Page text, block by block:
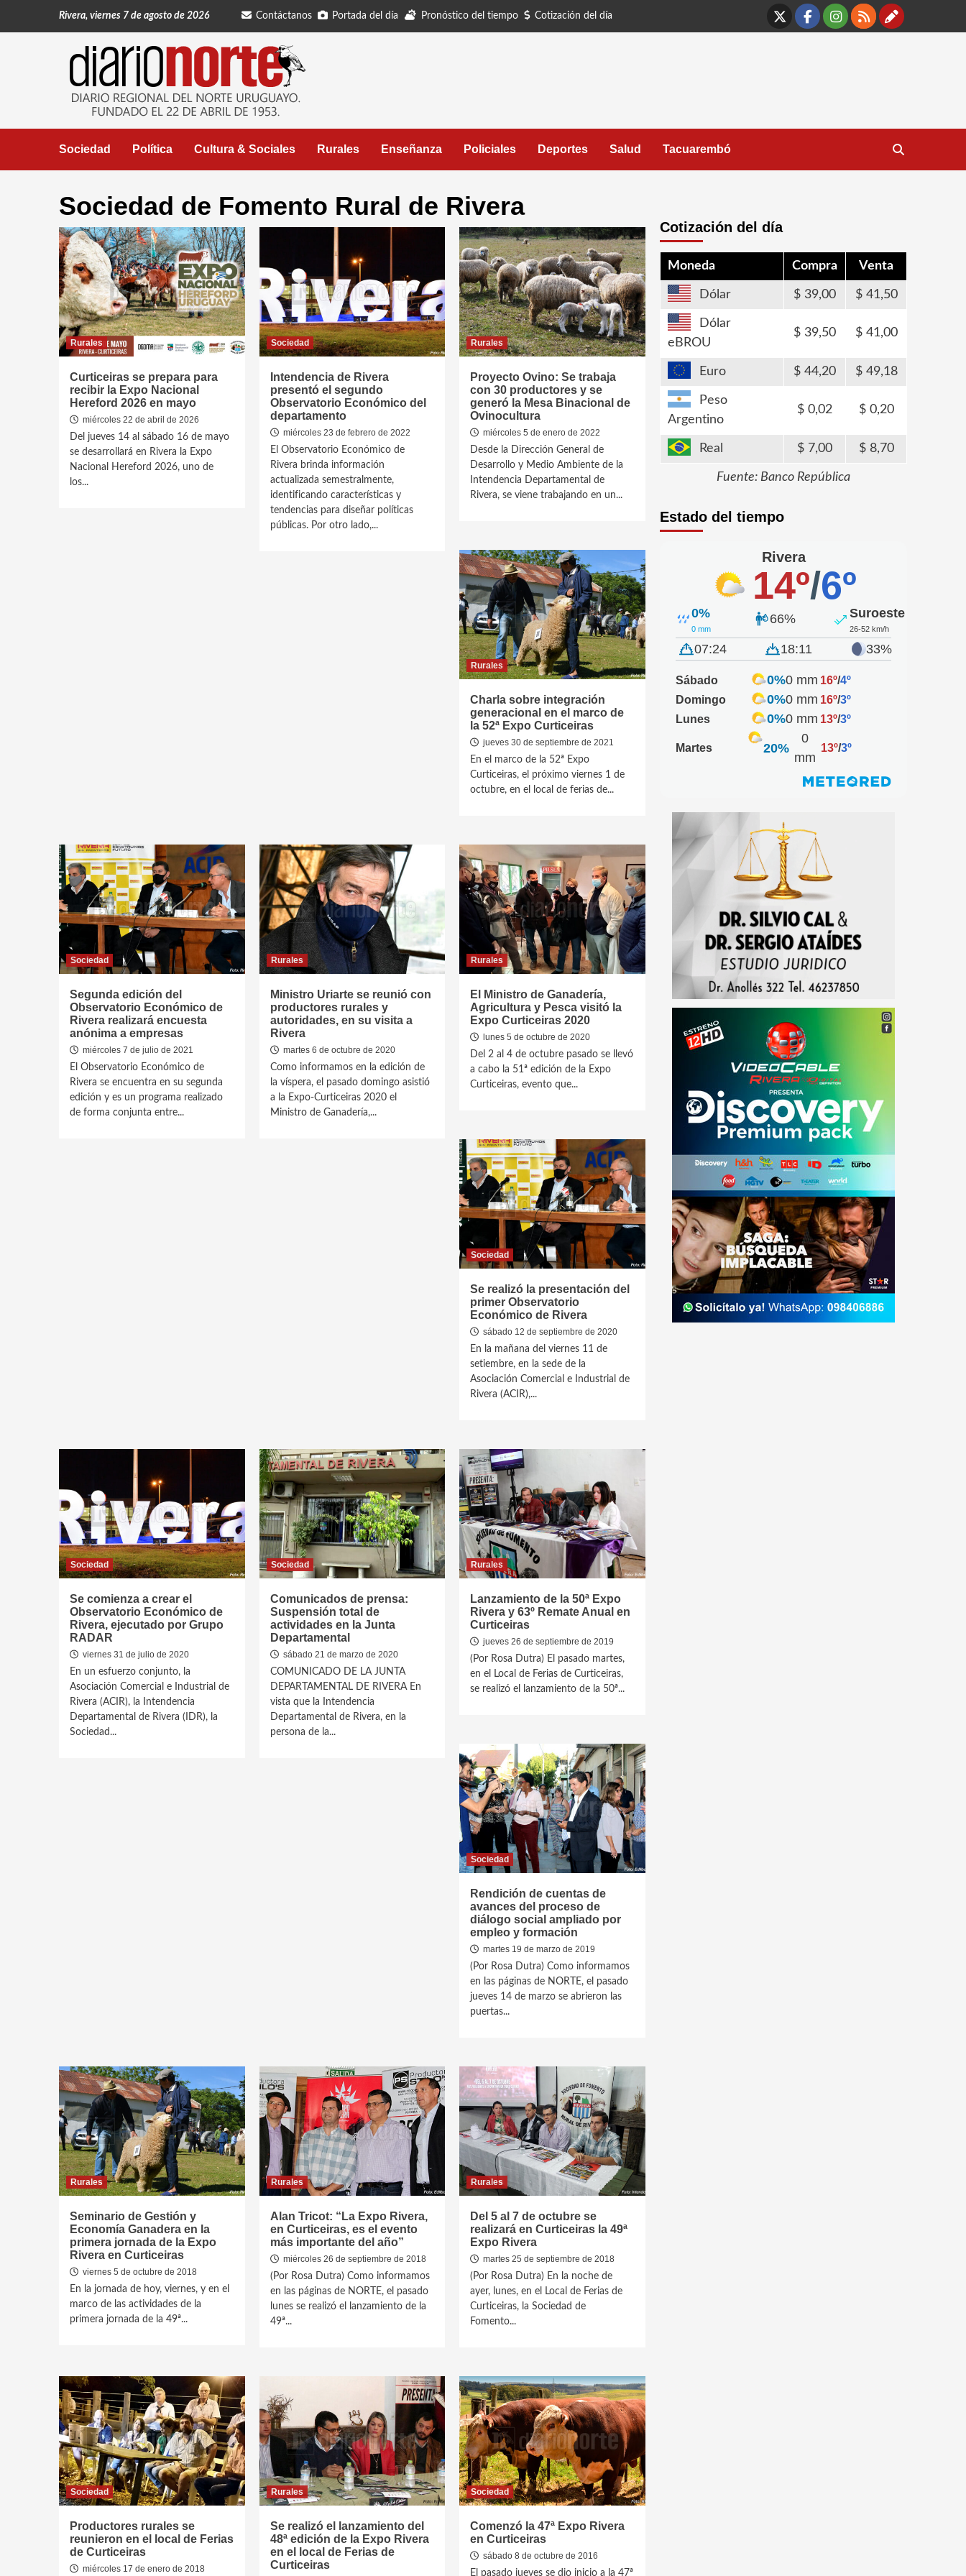
Rivera, viernes 7 de agosto de 2026 Contáctanos Portada del día Pronóstico del tiempo Cotización del día
X Facebook
Instagram
RSS
Sociedad Política Cultura & Sociales Rurales Enseñanza Policiales Deportes Salud Tacuarembó
Sociedad de Fomento Rural de Rivera
Rurales
Curticeiras se prepara para
recibir la Expo Nacional
Hereford 2026 en mayo
miércoles 22 de abril de 2026
Del jueves 14 al sábado 16 de mayo
se desarrollará en Rivera la Expo
Nacional Hereford 2026, uno de
los...
Sociedad
Intendencia de Rivera
presentó el segundo
Observatorio Económico del
departamento
miércoles 23 de febrero de 2022
El Observatorio Económico de
Rivera brinda información
actualizada semestralmente,
identificando características y
tendencias para diseñar políticas
públicas. Por otro lado,...
Rurales
Proyecto Ovino: Se trabaja
con 30 productores y se
generó la Mesa Binacional de
Ovinocultura
miércoles 5 de enero de 2022
Desde la Dirección General de
Desarrollo y Medio Ambiente de la
Intendencia Departamental de
Rivera, se viene trabajando en un...
Rurales
Charla sobre integración
generacional en el marco de
la 52ª Expo Curticeiras
jueves 30 de septiembre de 2021
En el marco de la 52ª Expo
Curticeiras, el próximo viernes 1 de
octubre, en el local de ferias de...
Sociedad
Segunda edición del
Observatorio Económico de
Rivera realizará encuesta
anónima a empresas
miércoles 7 de julio de 2021
El Observatorio Económico de
Rivera se encuentra en su segunda
edición y es un programa realizado
de forma conjunta entre...
Rurales
Ministro Uriarte se reunió con
productores rurales y
autoridades, en su visita a
Rivera
martes 6 de octubre de 2020
Como informamos en la edición de
la víspera, el pasado domingo asistió
a la Expo-Curticeiras 2020 el
Ministro de Ganadería,...
Rurales
El Ministro de Ganadería,
Agricultura y Pesca visitó la
Expo Curticeiras 2020
lunes 5 de octubre de 2020
Del 2 al 4 de octubre pasado se llevó
a cabo la 51ª edición de la Expo
Curticeiras, evento que...
Sociedad
Se realizó la presentación del
primer Observatorio
Económico de Rivera
sábado 12 de septiembre de 2020
En la mañana del viernes 11 de
setiembre, en la sede de la
Asociación Comercial e Industrial de
Rivera (ACIR),...
Sociedad
Se comienza a crear el
Observatorio Económico de
Rivera, ejecutado por Grupo
RADAR
viernes 31 de julio de 2020
En un esfuerzo conjunto, la
Asociación Comercial e Industrial de
Rivera (ACIR), la Intendencia
Departamental de Rivera (IDR), la
Sociedad...
Sociedad
Comunicados de prensa:
Suspensión total de
actividades en la Junta
Departamental
sábado 21 de marzo de 2020
COMUNICADO DE LA JUNTA
DEPARTAMENTAL DE RIVERA En
vista que la Intendencia
Departamental de Rivera, en la
persona de la...
Rurales
Lanzamiento de la 50ª Expo
Rivera y 63º Remate Anual en
Curticeiras
jueves 26 de septiembre de 2019
(Por Rosa Dutra) El pasado martes,
en el Local de Ferias de Curticeiras,
se realizó el lanzamiento de la 50ª...
Sociedad
Rendición de cuentas de
avances del proceso de
diálogo social ampliado por
empleo y formación
martes 19 de marzo de 2019
(Por Rosa Dutra) Como informamos
en las páginas de NORTE, el pasado
jueves 14 de marzo se abrieron las
puertas...
Rurales
Seminario de Gestión y
Economía Ganadera en la
primera jornada de la Expo
Rivera en Curticeiras
viernes 5 de octubre de 2018
En la jornada de hoy, viernes, y en el
marco de las actividades de la
primera jornada de la 49ª...
Rurales
Alan Tricot: “La Expo Rivera,
en Curticeiras, es el evento
más importante del año”
miércoles 26 de septiembre de 2018
(Por Rosa Dutra) Como informamos
en las páginas de NORTE, el pasado
lunes se realizó el lanzamiento de la
49ª...
Rurales
Del 5 al 7 de octubre se
realizará en Curticeiras la 49ª
Expo Rivera
martes 25 de septiembre de 2018
(Por Rosa Dutra) En la noche de
ayer, lunes, en el Local de Ferias de
Curticeiras, la Sociedad de
Fomento...
Sociedad
Productores rurales se
reunieron en el local de Ferias
de Curticeiras
miércoles 17 de enero de 2018
Rurales
Se realizó el lanzamiento del
48ª edición de la Expo Rivera
en el local de Ferias de
Curticeiras
Sociedad
Comenzó la 47ª Expo Rivera
en Curticeiras
sábado 8 de octubre de 2016
El pasado jueves se dio inicio a la 47ª
Cotización del día
Moneda Compra Venta
Dólar 39,00 41,50
Dólar
eBROU
39,50 41,00
Euro 44,20 49,18
Peso
Argentino
0,02 0,20
Real 7,00 8,70
Fuente: Banco República
Estado del tiempo
Rivera
14º/6º
0%
0 mm
66% Suroeste
26-52 km/h
07:24 18:11 33%
Sábado 0%0 mm 16º/4º
Domingo
0%0 mm 16º/3º
Lunes
0%0 mm 13º/3º
Martes 20%
0
mm
13º/3º